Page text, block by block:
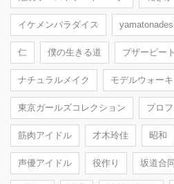
イケメンパラダイス
仁 僕の生きる道 ブザービート
ナチュラルメイク モデルウォー
東京ガールズコレクション プロ
筋肉アイドル 才木玲佳 昭和
声優アイドル 役作り 坂道合